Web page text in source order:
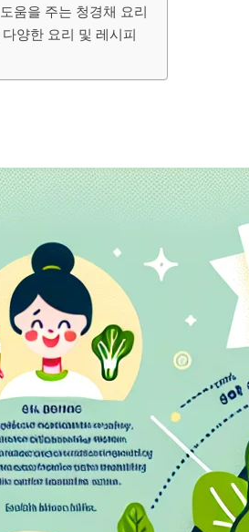
움을 주는 청경채 요리
양한 요리 및 레시피